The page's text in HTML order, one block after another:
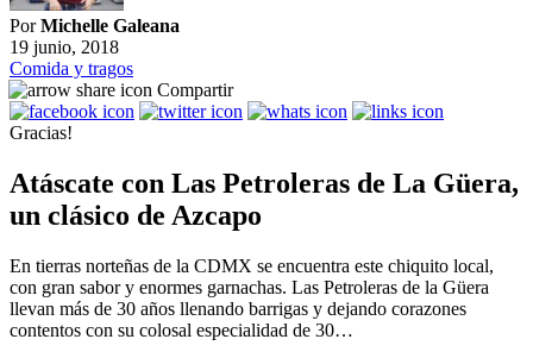
PorMichelle Galeana
19 junio, 2018
Comida y tragos
Compartir
Gracias!
Atáscate con Las Petroleras de La Güera,
un clásico de Azcapo
En tierras norteñas de la CDMX se encuentra este chiquito local,
con gran sabor y enormes garnachas. Las Petroleras de la Güera
llevan más de 30 años llenando barrigas y dejando corazones
contentos con su colosal especialidad de 30…